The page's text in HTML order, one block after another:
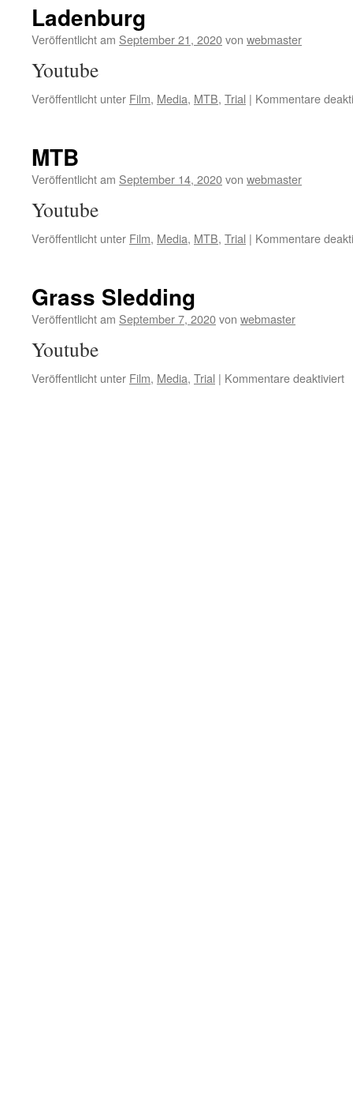
Ladenburg
Veröffentlicht am September 21, 2020von webmaster
Youtube
Veröffentlicht unter Film, Media, MTB, Trial | Kommentare
MTB
Veröffentlicht am September 14, 2020von webmaster
Youtube
Veröffentlicht unter Film, Media, MTB, Trial | Kommentare
Grass Sledding
Veröffentlicht am September 7, 2020von webmaster
Youtube
Veröffentlicht unter Film, Media, Trial | Kommentare deaktiviert